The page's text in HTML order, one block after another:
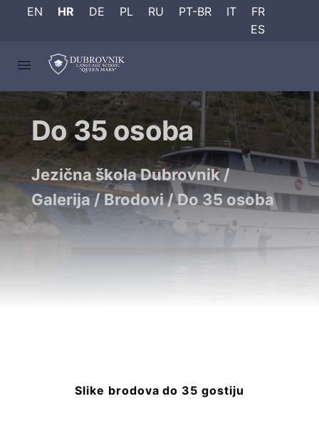
EN HR DE PL RU PT-BR IT
FR
ES
Do 35 osoba
Jezična škola Dubrovnik/
Galerija/Brodovi/Do 35 osoba
Slike brodova do 35 gostiju